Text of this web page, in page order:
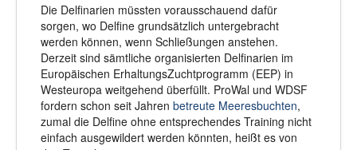
Die Delfinarien müssten vorausschauend dafür
sorgen, wo Delfine grundsätzlich untergebracht
werden können, wenn Schließungen anstehen.
Derzeit sind sämtliche organisierten Delfinarien im
Europäischen ErhaltungsZuchtprogramm (EEP) in
Westeuropa weitgehend überfüllt. ProWal und WDSF
fordern schon seit Jahren betreute Meeresbuchten,
zumal die Delfine ohne entsprechendes Training nicht
einfach ausgewildert werden könnten, heißt es von